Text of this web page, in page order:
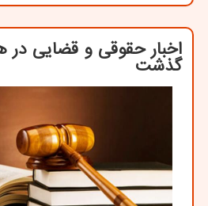
اخبار حقوقی و قضایی در
گذشت